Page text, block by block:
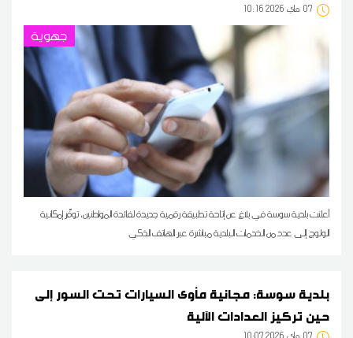
07 10:16 2026 ماي
جهوية
أعلنت بلدية سوسة في بلاغ عن إتاحة تطبيقة رقمية جديدة لفائدة المواطنين، توفّر إمكانية
الولوج إلى عدد من الخدمات البلدية مباشرة عبر الهاتف الذكي
بلدية سوسة: مجانية مأوى السيارات تحت السور إلى
حين تركيز العدادات الآلية